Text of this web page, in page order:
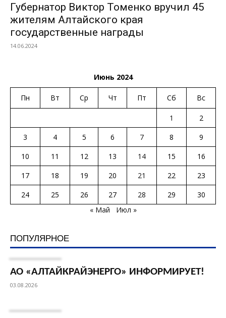
Губернатор Виктор Томенко вручил 45
жителям Алтайского края
государственные награды
14.06.2024
Июнь 2024
Пн Вт Ср Чт Пт Сб Вс
1
2
3
4 5 6 7 8
9
10
11 12 13 14 15
16
17
18 19 20 21 22
23
24
25 26 27 28 29
30
« Май
Июл »
ПОПУЛЯРНОЕ
АО «АЛТАЙКРАЙЭНЕРГО» ИНФОРМИРУЕТ!
03.08.2026